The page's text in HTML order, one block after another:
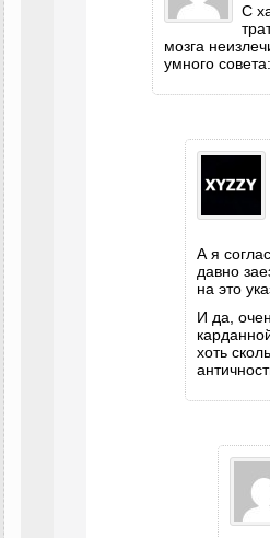
С
мозга
умного
А я
давно
на это
И да,
хоть